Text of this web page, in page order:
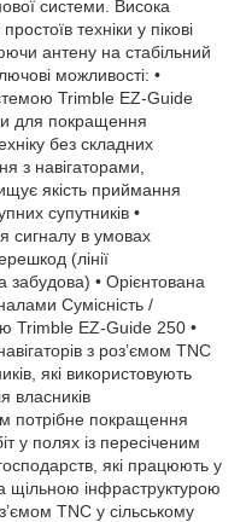
системи. Висока
техніки у пікові
антену на стабільний
можливості: •
Trimble EZ-Guide
для покращення
без складних
з навігаторами,
якість приймання
супутників •
сигналу в умовах
(лінії
забудова) • Орієнтована
Сумісність /
Trimble EZ-Guide 250 •
з роз’ємом TNC
які використовують
власників
потрібне покращення
у полях із пересіченим
які працюють у
щільною інфраструктурою
TNC у сільському